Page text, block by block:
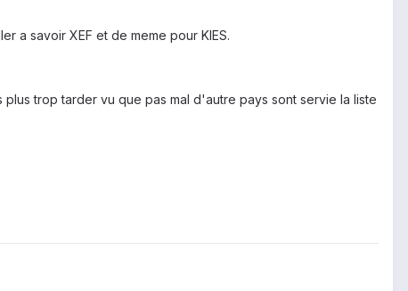
a savoir XEF et de meme pour KIES.
trop tarder vu que pas mal d'autre pays sont servie la liste